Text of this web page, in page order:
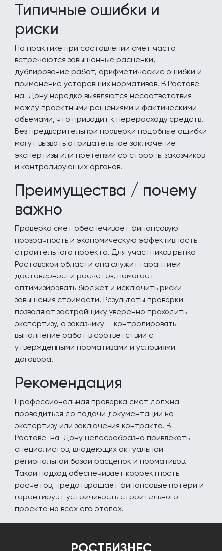
Типичные ошибки и
риски
На практике при составлении смет часто
встречаются завышенные расценки,
дублирование работ, арифметические ошибки и
применение устаревших нормативов. В Ростове-
на-Дону нередко выявляются несоответствия
между проектными решениями и фактическими
объёмами, что приводит к перерасходу средств.
Без предварительной проверки подобные ошибки
могут вызвать отрицательное заключение
экспертизы или претензии со стороны заказчиков
и контролирующих органов.
Преимущества / почему
важно
Проверка смет обеспечивает финансовую
прозрачность и экономическую эффективность
строительного проекта. Для участников рынка
Ростовской области она служит гарантией
достоверности расчётов, помогает
оптимизировать бюджет и исключить риски
завышения стоимости. Результаты проверки
позволяют застройщику уверенно проходить
экспертизу, а заказчику — контролировать
выполнение работ в соответствии с
утверждёнными нормативами и условиями
договора.
Рекомендация
Профессиональная проверка смет должна
проводиться до подачи документации на
экспертизу или заключения контракта. В
Ростове-на-Дону целесообразно привлекать
специалистов, владеющих актуальной
региональной базой расценок и нормативов.
Такой подход обеспечивает корректность
расчётов, предотвращает финансовые потери и
гарантирует устойчивость строительного
проекта на всех его этапах.
РОСТБИЗНЕС